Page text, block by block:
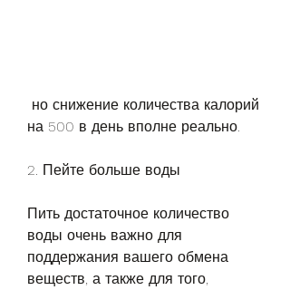
на 500 в день вполне реально.
2. Пейте больше воды
Пить достаточное количество
воды очень важно для
поддержания вашего обмена
веществ, а также для того,